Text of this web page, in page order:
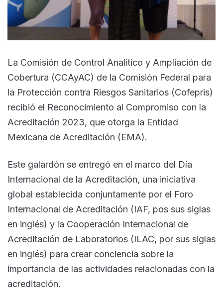
La Comisión de Control Analítico y Ampliación de
Cobertura (CCAyAC) de la Comisión Federal para
la Protección contra Riesgos Sanitarios (Cofepris)
recibió el Reconocimiento al Compromiso con la
Acreditación 2023, que otorga la Entidad
Mexicana de Acreditación (EMA).
Este galardón se entregó en el marco del Día
Internacional de la Acreditación, una iniciativa
global establecida conjuntamente por el Foro
Internacional de Acreditación (IAF, pos sus siglas
en inglés) y la Cooperación Internacional de
Acreditación de Laboratorios (ILAC, por sus siglas
en inglés) para crear conciencia sobre la
importancia de las actividades relacionadas con la
acreditación.